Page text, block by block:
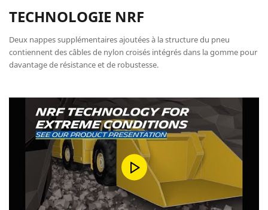
TECHNOLOGIE NRF
Deux nappes supplémentaires ajoutées à la structure du pneu
contiennent des câbles de nylon croisés intégrés dans la gomme pour
davantage de résistance et de robustesse.